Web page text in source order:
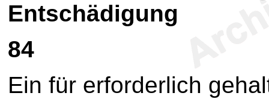
Entschädigung
84
Ein für erforderlich